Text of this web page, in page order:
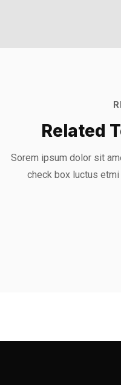
Related
Sorem ipsum dolor sit
check box luctus etmi
Mark Willy
Rooftop Engineer
Mark Willy